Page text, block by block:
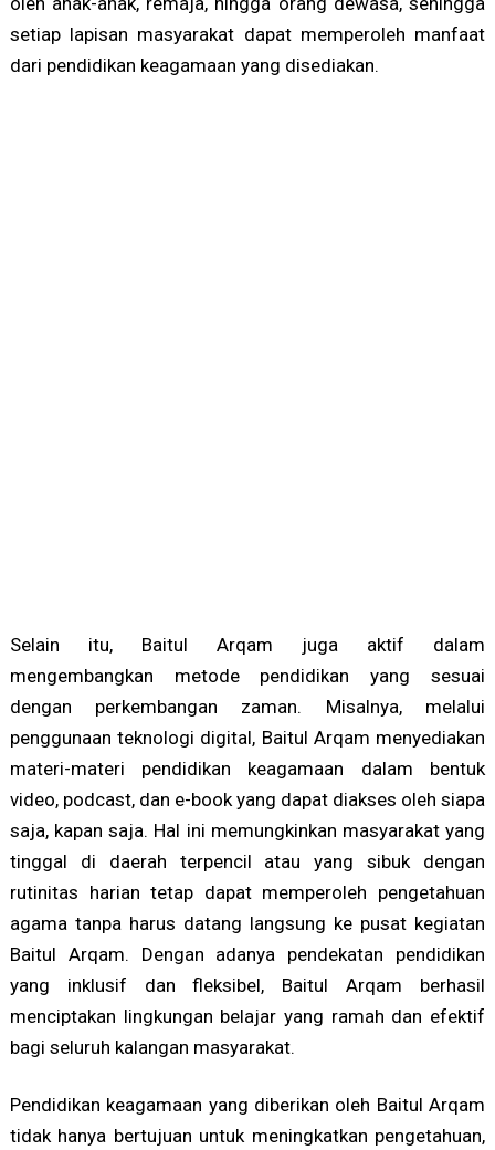
setiap lapisan masyarakat dapat memperoleh manfaat
dari pendidikan keagamaan yang disediakan.
Selain itu, Baitul Arqam juga aktif dalam
mengembangkan metode pendidikan yang sesuai
dengan perkembangan zaman. Misalnya, melalui
penggunaan teknologi digital, Baitul Arqam menyediakan
materi-materi pendidikan keagamaan dalam bentuk
video, podcast, dan e-book yang dapat diakses oleh siapa
saja, kapan saja. Hal ini memungkinkan masyarakat yang
tinggal di daerah terpencil atau yang sibuk dengan
rutinitas harian tetap dapat memperoleh pengetahuan
agama tanpa harus datang langsung ke pusat kegiatan
Baitul Arqam. Dengan adanya pendekatan pendidikan
yang inklusif dan fleksibel, Baitul Arqam berhasil
menciptakan lingkungan belajar yang ramah dan efektif
bagi seluruh kalangan masyarakat.
Pendidikan keagamaan yang diberikan oleh Baitul Arqam
tidak hanya bertujuan untuk meningkatkan pengetahuan,